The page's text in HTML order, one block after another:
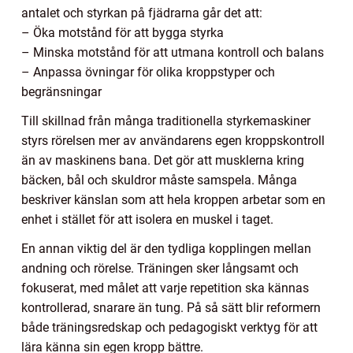
antalet och styrkan på fjädrarna går det att:
– Öka motstånd för att bygga styrka
– Minska motstånd för att utmana kontroll och balans
– Anpassa övningar för olika kroppstyper och
begränsningar
Till skillnad från många traditionella styrkemaskiner
styrs rörelsen mer av användarens egen kroppskontroll
än av maskinens bana. Det gör att musklerna kring
bäcken, bål och skuldror måste samspela. Många
beskriver känslan som att hela kroppen arbetar som en
enhet i stället för att isolera en muskel i taget.
En annan viktig del är den tydliga kopplingen mellan
andning och rörelse. Träningen sker långsamt och
fokuserat, med målet att varje repetition ska kännas
kontrollerad, snarare än tung. På så sätt blir reformern
både träningsredskap och pedagogiskt verktyg för att
lära känna sin egen kropp bättre.